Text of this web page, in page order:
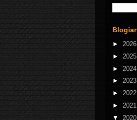
► 2026
► 2025
► 2024
► 2023
► 2022
► 2021
▼ 2020